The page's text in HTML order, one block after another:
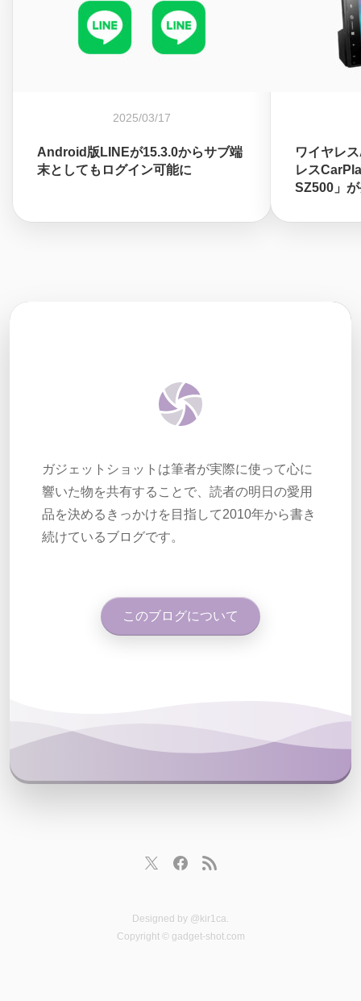
2025/03/17
Android版LINEが15.3.0からサブ端
末としてもログイン可能に
ワイヤレ
レス
SZ500」
ガジェットショットは筆者が実際に使って心に
響いた物を共有することで、読者の明日の愛用
品を決めるきっかけを目指して2010年から書き
続けているブログです。
このブログについて
Designed by @kir1ca.
Copyright © gadget-shot.com